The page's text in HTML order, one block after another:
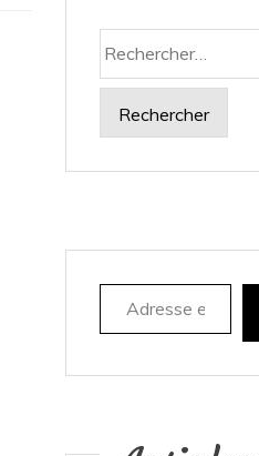
Adresse e-mail